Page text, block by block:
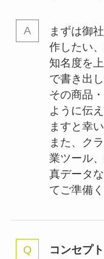
まずは御
作したい
知名度を
で書き出
その商品
ように伝
ますと幸い
また、ク
業ツール
真データ
てご準備く
コンセプ